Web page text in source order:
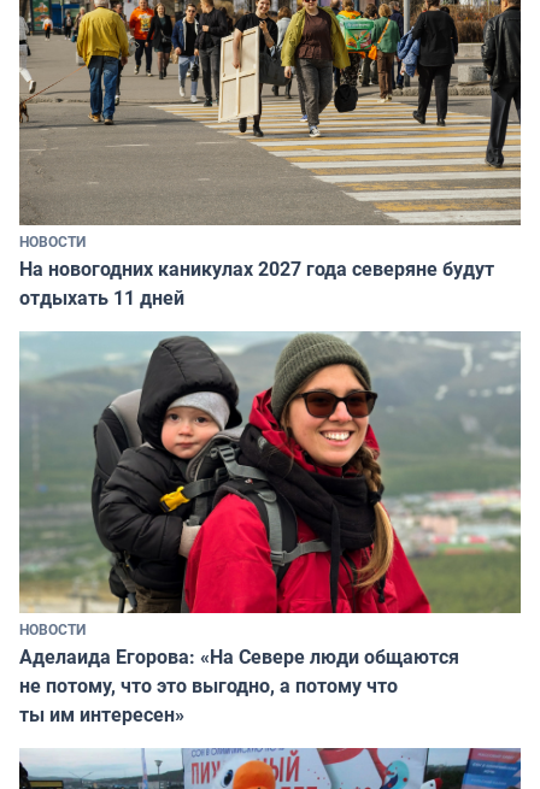
НОВОСТИ
На новогодних каникулах 2027 года северяне будут
отдыхать 11 дней
НОВОСТИ
Аделаида Егорова: «На Севере люди общаются
не потому, что это выгодно, а потому что
ты им интересен»